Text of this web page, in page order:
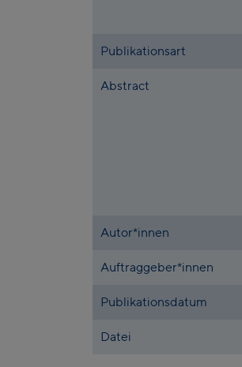
Publikationsart
Abstract
Autor*innen
Auftraggeber*innen
Publikationsdatum
Datei